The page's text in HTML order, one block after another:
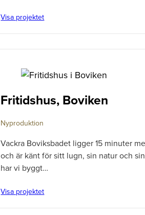
Visa projektet
Fritidshus, Boviken
Nyproduktion
Vackra Boviksbadet ligger 15 minuter
och är känt för sitt lugn, sin natur och
har vi byggt…
Visa projektet